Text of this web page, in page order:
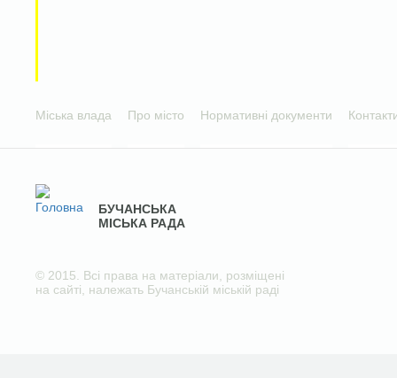
Міська влада Про місто Нормативні документи
БУЧАНСЬКА
МІСЬКА РАДА
© 2015. Всі права на матеріали, розміщені
на сайті, належать Бучанській міській раді